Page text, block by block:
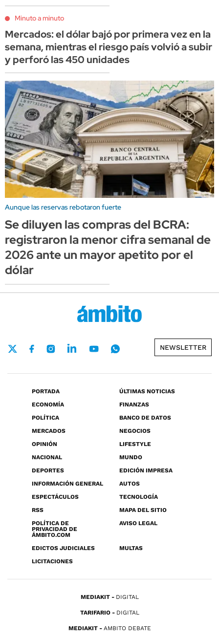
Minuto a minuto
Mercados: el dólar bajó por primera vez en la
semana, mientras el riesgo país volvió a subir
y perforó las 450 unidades
Aunque las reservas rebotaron fuerte
Se diluyen las compras del BCRA:
registraron la menor cifra semanal de
2026 ante un mayor apetito por el
dólar
NEWSLETTER
PORTADA
ÚLTIMAS NOTICIAS
ECONOMÍA
FINANZAS
POLÍTICA
BANCO DE DATOS
MERCADOS
NEGOCIOS
OPINIÓN
LIFESTYLE
NACIONAL
MUNDO
DEPORTES
EDICIÓN IMPRESA
INFORMACIÓN GENERAL
AUTOS
ESPECTÁCULOS
TECNOLOGÍA
RSS
MAPA DEL SITIO
POLÍTICA DE
PRIVACIDAD DE
ÁMBITO.COM
AVISO LEGAL
EDICTOS JUDICIALES
MULTAS
LICITACIONES
MEDIAKIT DIGITAL
TARIFARIO DIGITAL
MEDIAKIT AMBITO DEBATE